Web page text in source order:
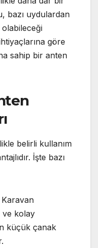
bazı uydulardan
göre
sahip bir anten
belirli kullanım
İşte bazı
Karavan
ve kolay
küçük çanak